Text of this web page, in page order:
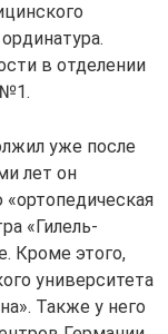
в отделении
№1.
уже после
лет он
«Гилель-
Кроме этого,
университета
Также у него